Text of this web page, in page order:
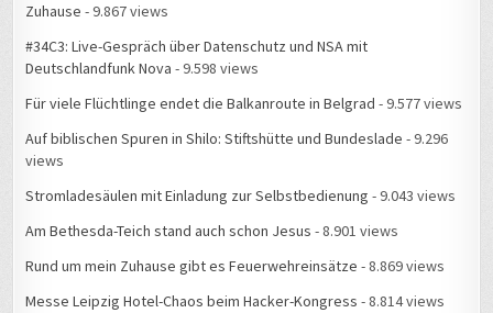
Zuhause - 9.867 views
#34C3: Live-Gespräch über Datenschutz und NSA mit
Deutschlandfunk Nova - 9.598 views
Für viele Flüchtlinge endet die Balkanroute in Belgrad - 9.577 views
Auf biblischen Spuren in Shilo: Stiftshütte und Bundeslade - 9.296
views
Stromladesäulen mit Einladung zur Selbstbedienung - 9.043 views
Am Bethesda-Teich stand auch schon Jesus - 8.901 views
Rund um mein Zuhause gibt es Feuerwehreinsätze - 8.869 views
Messe Leipzig Hotel-Chaos beim Hacker-Kongress - 8.814 views